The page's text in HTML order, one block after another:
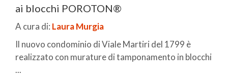
ai blocchi POROTON®
A cura di: Laura Murgia
Il nuovo condominio di Viale Martiri del 1799 è
realizzato con murature di tamponamento in blocchi
...